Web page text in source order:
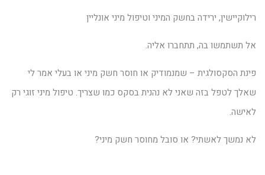
רילוקיישין, ירידה בחשק המיני וטיפול מיני אונליין
אל תשתמשו בה, תתחברו אליה.
פינת הסקסולגית – שמנמודיק או חוסר חשק מיני או בעלי אמר לי
שאלך לטפל בזה שאני לא נהנית בסקס כמו שצריך. טיפול מיני זוגי רק
לאישה.
לא נמשך לאשתי? או סובל מחוסר חשק מיני?